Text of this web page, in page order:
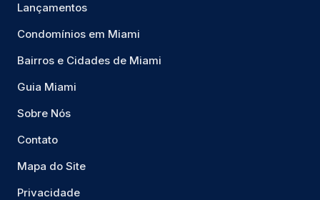
Lançamentos
Condomínios em Miami
Bairros e Cidades de Miami
Guia Miami
Sobre Nós
Contato
Mapa do Site
Privacidade